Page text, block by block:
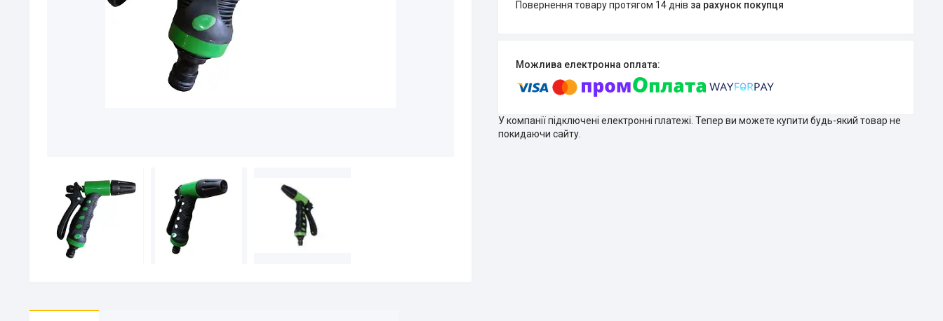
повернення товару протягом 14 днів за рахунок покупця
У компанії підключені електронні платежі. Тепер ви можете купити будь-який товар не
покидаючи сайту.